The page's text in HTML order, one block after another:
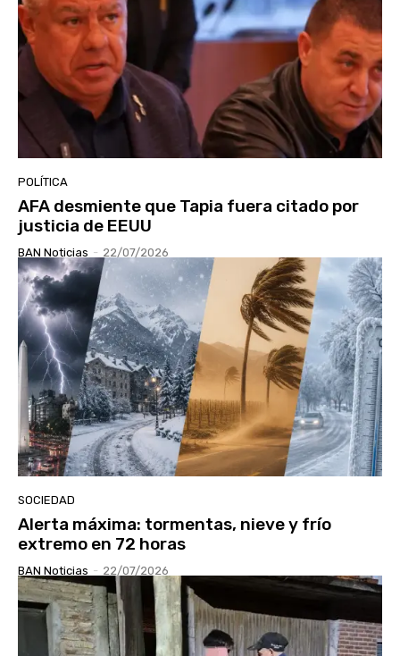
POLÍTICA
AFA desmiente que Tapia fuera citado por
justicia de EEUU
BAN Noticias - 22/07/2026
SOCIEDAD
Alerta máxima: tormentas, nieve y frío
extremo en 72 horas
BAN Noticias - 22/07/2026